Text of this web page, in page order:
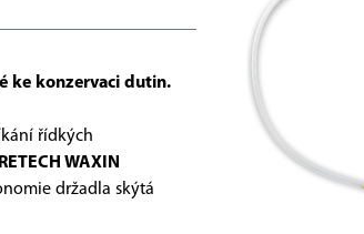
ke konzervaci dutin.
řídkých
RETECH WAXIN
držadla skýtá